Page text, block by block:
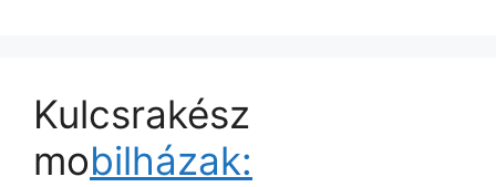
Kulcsrakész
mobilházak: